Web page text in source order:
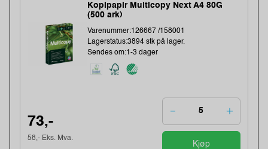
Kopipapir Multicopy Next A4 80G
(500 ark)
Varenummer:126667 /158001
Lagerstatus:3894 stk på lager.
Sendes om:1-3 dager
73,-
58,- Eks. Mva.
Kjøp